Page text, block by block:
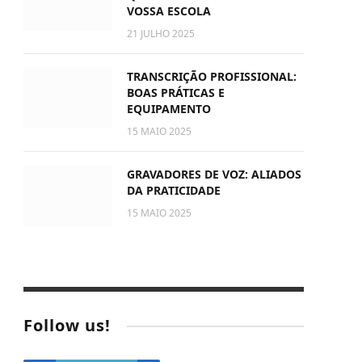
VOSSA ESCOLA
21 JULHO 2025
TRANSCRIÇÃO PROFISSIONAL:
BOAS PRÁTICAS E
EQUIPAMENTO
15 MAIO 2025
GRAVADORES DE VOZ: ALIADOS
DA PRATICIDADE
15 MAIO 2025
Follow us!